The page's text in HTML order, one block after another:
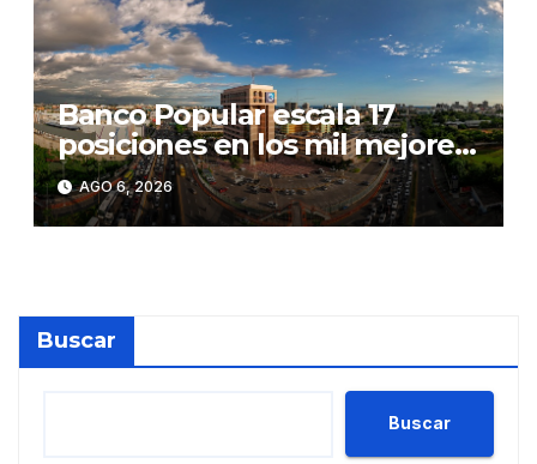
Banco Popular escala 17
posiciones en los mil mejores
bancos del mundo
AGO 6, 2026
Buscar
Buscar